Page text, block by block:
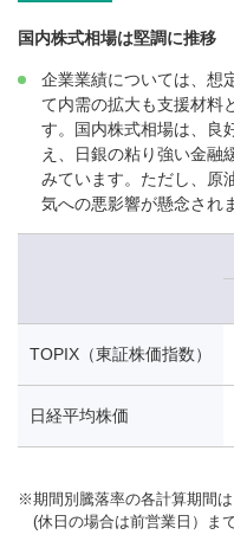
国内株式相場は堅調に推移
企業業績については、想
て内需の拡大も支援材料
す。国内株式相場は、良
え、日銀の粘り強い金融
みています。ただし、原
気への悪影響が懸念され
TOPIX（東証株価指数）
日経平均株価
※期間別騰落率の各計算期間
(休日の場合は前営業日）ま